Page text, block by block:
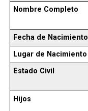
Nombre Completo
Fecha de Nacimiento
Lugar de Nacimiento
Estado Civil
Hijos